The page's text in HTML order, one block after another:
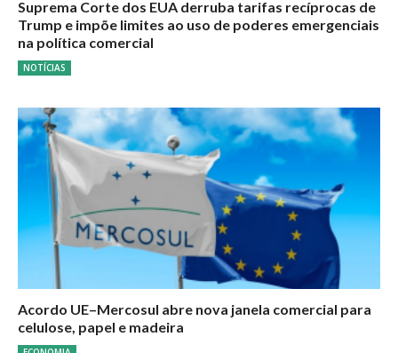
Suprema Corte dos EUA derruba tarifas recíprocas de
Trump e impõe limites ao uso de poderes emergenciais
na política comercial
NOTÍCIAS
Acordo UE–Mercosul abre nova janela comercial para
celulose, papel e madeira